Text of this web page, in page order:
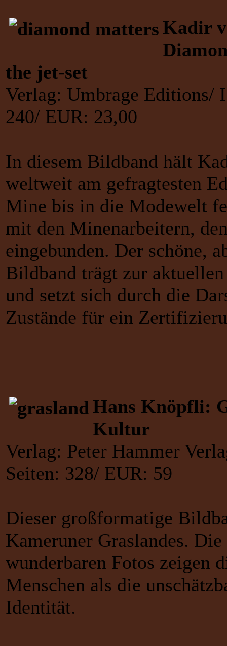
Kadir
the jet-set
Verlag: Umbrage Editions/
240/ EUR: 23,00
In diesem Bildband hält
weltweit am gefragtesten
Mine bis in die Modewelt
mit den Minenarbeitern,
eingebunden. Der schöne,
Bildband trägt zur
und setzt sich durch die
Zustände für ein
Hans Knöpfli:
Kultur
Verlag: Peter Hammer
Seiten: 328/ EUR: 59
Dieser großformatige
Kameruner Graslandes.
wunderbaren Fotos zeigen
Menschen als die
Identität.